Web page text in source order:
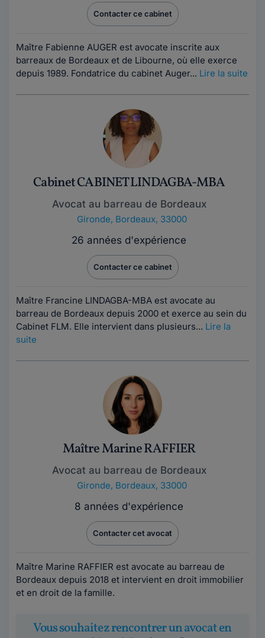
Contacter ce cabinet
Maître Fabienne AUGER est avocate inscrite aux
barreaux de Bordeaux et de Libourne, où elle exerce
depuis 1989. Fondatrice du cabinet Auger... Lire la suite
Cabinet CABINET LINDAGBA-MBA
Avocat au barreau de Bordeaux
Gironde, Bordeaux, 33000
26 années d'expérience
Contacter ce cabinet
Maître Francine LINDAGBA-MBA est avocate au
barreau de Bordeaux depuis 2000 et exerce au sein du
Cabinet FLM. Elle intervient dans plusieurs... Lire la
suite
Maître Marine RAFFIER
Avocat au barreau de Bordeaux
Gironde, Bordeaux, 33000
8 années d'expérience
Contacter cet avocat
Maître Marine RAFFIER est avocate au barreau de
Bordeaux depuis 2018 et intervient en droit immobilier
et en droit de la famille.
Vous souhaitez rencontrer un avocat en